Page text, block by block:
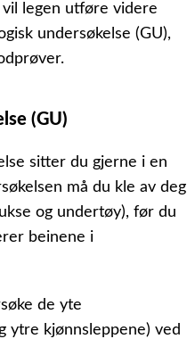
legen utføre videre
undersøkelse (GU),
(GU)
sitter du gjerne i en
må du kle av deg
og undertøy), før du
beinene i
de yte
ytre kjønnsleppene) ved